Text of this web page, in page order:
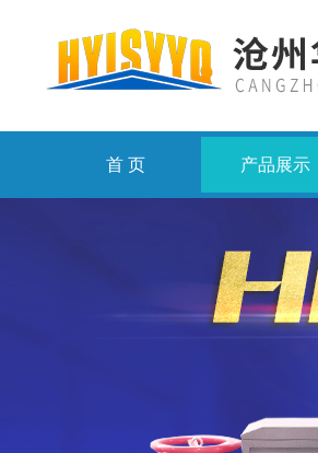
首 页 产品展示